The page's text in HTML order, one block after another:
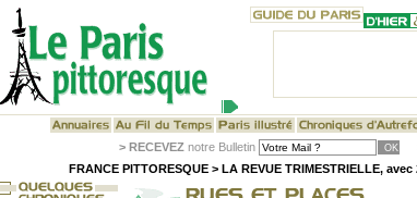
> RECEVEZ notre Bulletin
FRANCE PITTORESQUE > LA REVUE TRIMESTRIELLE,